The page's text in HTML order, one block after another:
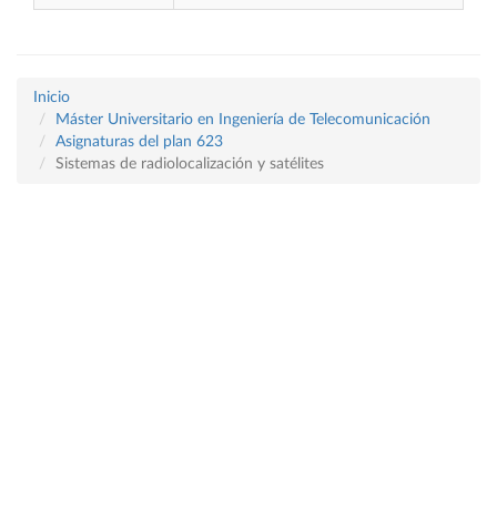
Inicio
Máster Universitario en Ingeniería de Telecomunicación
Asignaturas del plan 623
Sistemas de radiolocalización y satélites